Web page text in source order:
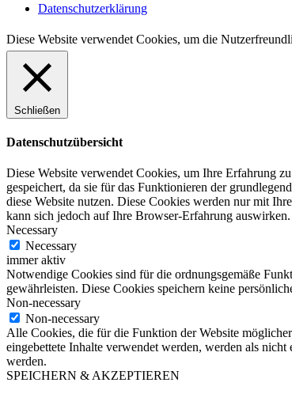
Datenschutzerklärung
Diese Website verwendet Cookies, um die
Schließen
Datenschutzübersicht
Diese Website verwendet Cookies, um Ihre Erfahrung
gespeichert, da sie für das Funktionieren der
diese Website nutzen. Diese Cookies werden nur mit
kann sich jedoch auf Ihre Browser-Erfahrung auswirken.
Necessary
Necessary
immer aktiv
Notwendige Cookies sind für die ordnungsgemäße
gewährleisten. Diese Cookies speichern keine
Non-necessary
Non-necessary
Alle Cookies, die für die Funktion der Website
eingebettete Inhalte verwendet werden, werden als
werden.
SPEICHERN & AKZEPTIEREN